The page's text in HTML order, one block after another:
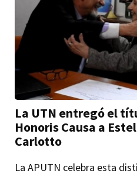
La UTN entregó el
Honoris Causa a
Carlotto
La APUTN celebra esta